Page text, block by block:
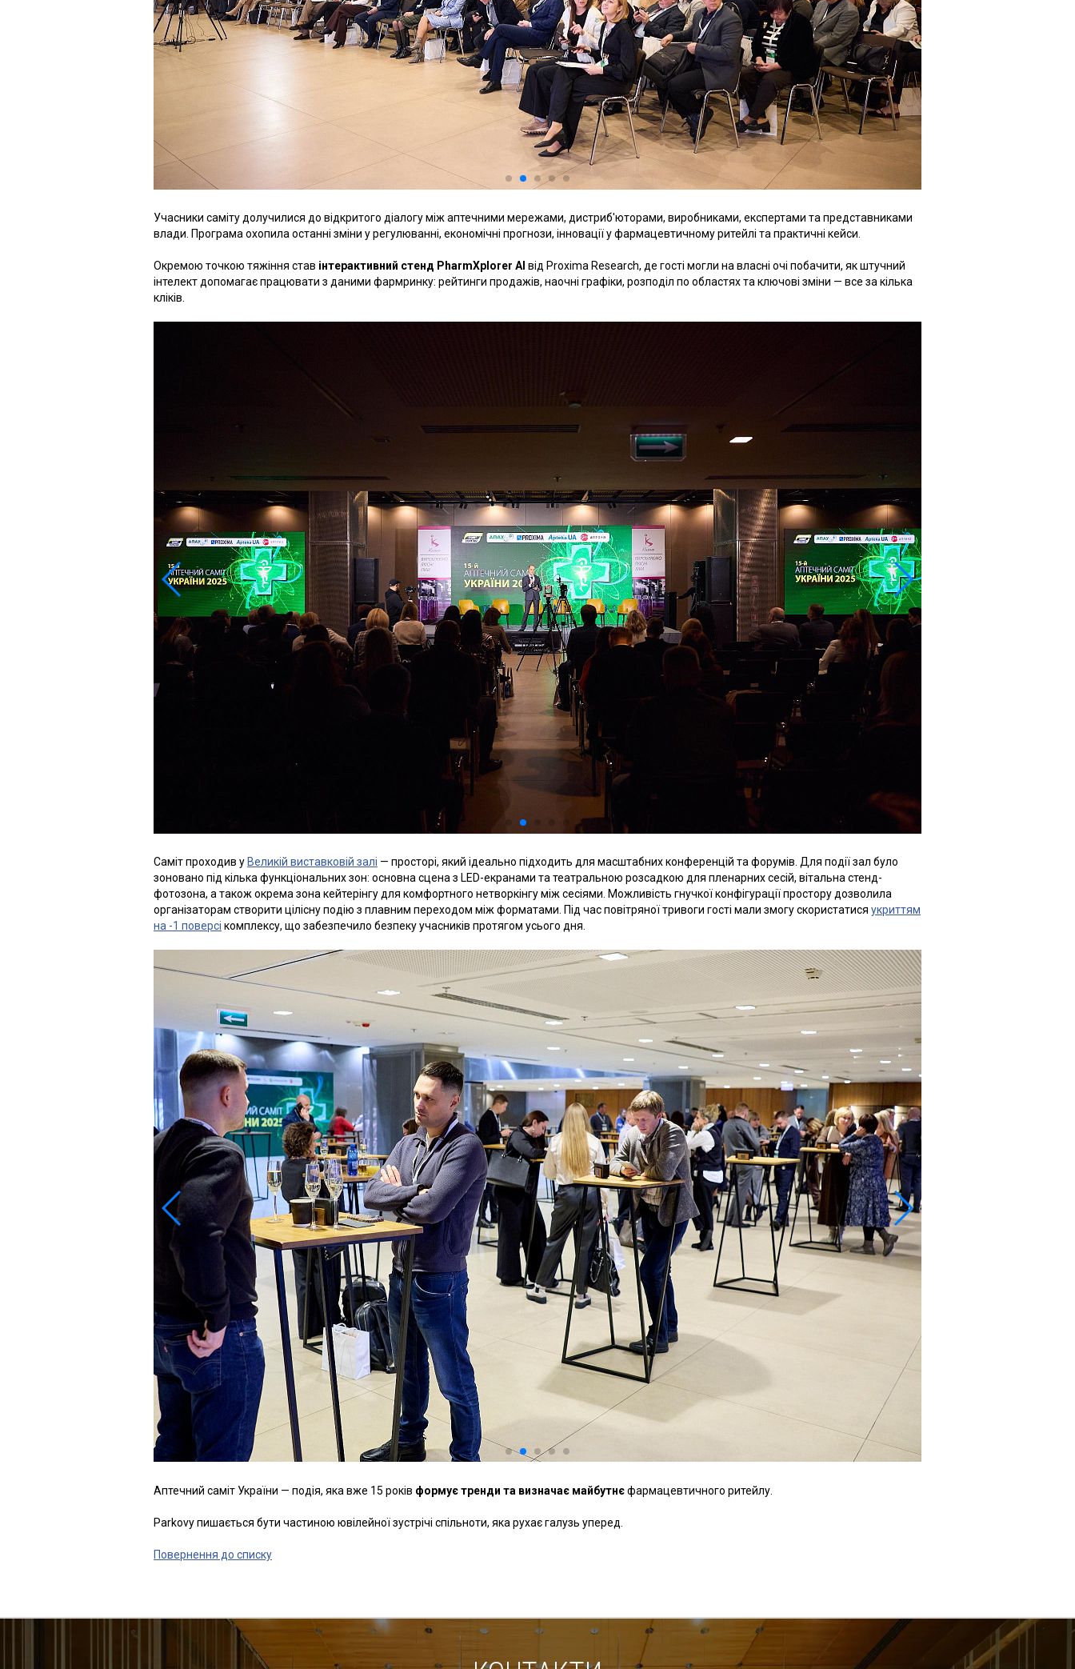
Учасники саміту долучилися до відкритого діалогу між аптечними мережами, дистриб'юторами, виробниками, експертами та представниками
влади. Програма охопила останні зміни у регулюванні, економічні прогнози, інновації у фармацевтичному ритейлі та практичні кейси.
Окремою точкою тяжіння став інтерактивний стенд PharmXplorer AI від Proxima Research, де гості могли на власні очі побачити, як штучний
інтелект допомагає працювати з даними фармринку: рейтинги продажів, наочні графіки, розподіл по областях та ключові зміни — все за кілька
кліків.
Саміт проходив у Великій виставковій залі — просторі, який ідеально підходить для масштабних конференцій та форумів. Для події зал було
зоновано під кілька функціональних зон: основна сцена з LED-екранами та театральною розсадкою для пленарних сесій, вітальна стенд-
фотозона, а також окрема зона кейтерінгу для комфортного нетворкінгу між сесіями. Можливість гнучкої конфігурації простору дозволила
організаторам створити цілісну подію з плавним переходом між форматами. Під час повітряної тривоги гості мали змогу скористатися укриттям
на -1 поверсі комплексу, що забезпечило безпеку учасників протягом усього дня.
Аптечний саміт України — подія, яка вже 15 років формує тренди та визначає майбутнєфармацевтичного ритейлу.
Parkovy пишається бути частиною ювілейної зустрічі спільноти, яка рухає галузь уперед.
Повернення до списку